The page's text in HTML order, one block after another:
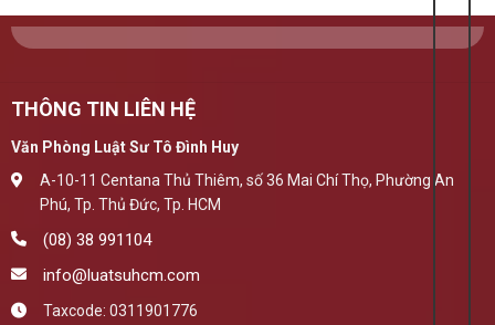
THÔNG TIN LIÊN HỆ
Văn Phòng Luật Sư Tô Đình Huy
A-10-11 Centana Thủ Thiêm, số 36 Mai Chí Thọ, Phường An
Phú, Tp. Thủ Đức, Tp. HCM
(08) 38 991104
info@luatsuhcm.com
Taxcode: 0311901776